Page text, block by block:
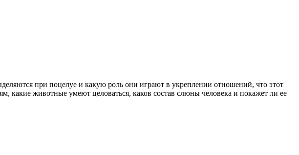
при поцелуе и какую роль они играют в укреплении отношений, что этот
какие животные умеют целоваться, каков состав слюны человека и покажет ли ее